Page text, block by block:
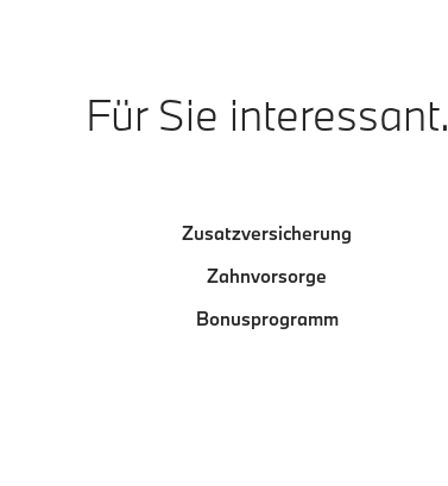
Für Sie interessant.
Zusatzversicherung
Zahnvorsorge
Bonusprogramm